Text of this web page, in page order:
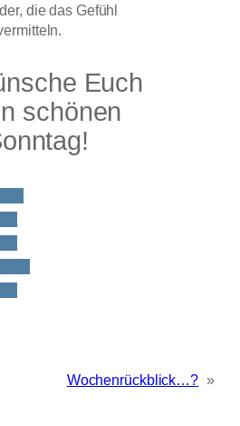
die das Gefühl
Euch
schönen
Wochenrückblick…? »